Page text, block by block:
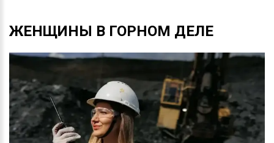
ЖЕНЩИНЫ В ГОРНОМ ДЕЛЕ